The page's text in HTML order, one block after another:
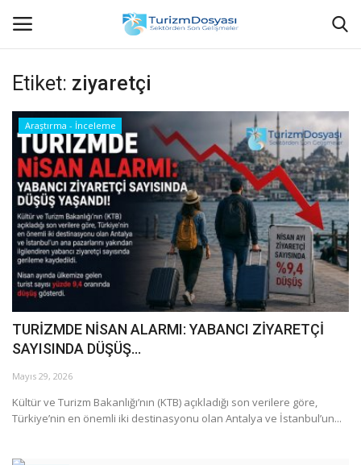
Anasayfa
Bize Ulaşın
Künye
Halil ÖNCÜ kimdir?
KVKK Aydınlatma Metni
Haberler
Görüntülü
Araştırma - İnceleme
Etiket: ziyaretçi
Araştırma - İnceleme
TURİZMDE NİSAN ALARMI: YABANCI ZİYARETÇİ
SAYISINDA DÜŞÜŞ...
Mayıs 29, 2026
Kültür ve Turizm Bakanlığı’nın (KTB) açıkladığı son verilere göre,
Türkiye’nin en önemli iki destinasyonu olan Antalya ve İstanbul’un...